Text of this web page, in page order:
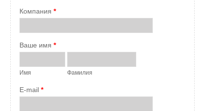
Компания *
Ваше имя *
Имя Фамилия
E-mail *